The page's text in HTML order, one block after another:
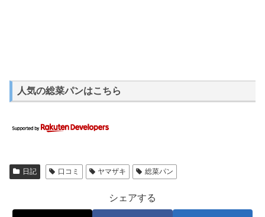
人気の総菜パンはこちら
日記 口コミ ヤマザキ 総菜パン
シェアする